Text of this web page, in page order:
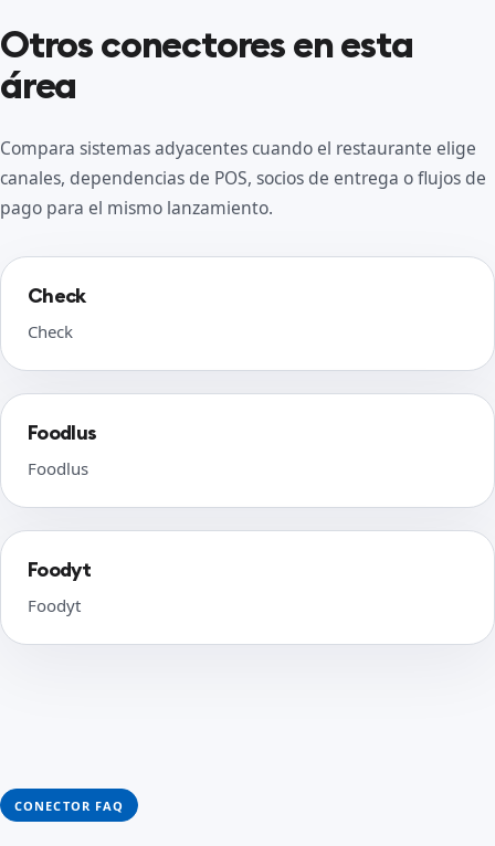
Otros conectores en esta
área
Compara sistemas adyacentes cuando el restaurante elige
canales, dependencias de POS, socios de entrega o flujos de
pago para el mismo lanzamiento.
Check
Check
Foodlus
Foodlus
Foodyt
Foodyt
CONECTOR FAQ